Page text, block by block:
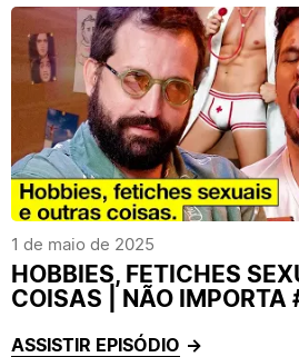
1 de maio de 2025
HOBBIES, FETICHES
COISAS | NÃO IMPORTA
ASSISTIR EPISÓDIO